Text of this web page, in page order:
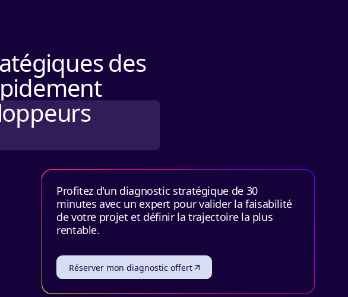
des
Profitez d'un diagnostic stratégique de 30
minutes avec un expert pour valider la faisabilité
de votre projet et définir la trajectoire la plus
rentable.
Réserver mon diagnostic offert